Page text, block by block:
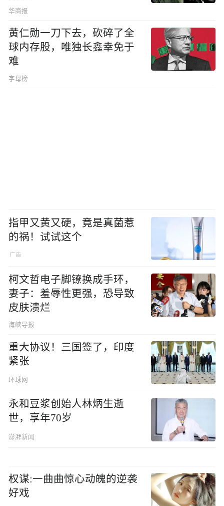
华商报
黄仁勋一刀下去，砍碎了全
球内存股，唯独长鑫幸免于
难
字母榜
指甲又黄又硬，竟是真菌惹
的祸！试试这个
柯文哲电子脚镣换成手环，
妻子：羞辱性更强，恐导致
皮肤溃烂
海峡导报
重大协议！三国签了，印度
紧张
环球网
永和豆浆创始人林炳生逝
世，享年70岁
澎湃新闻
权谋:一曲曲惊心动魄的逆袭
好戏